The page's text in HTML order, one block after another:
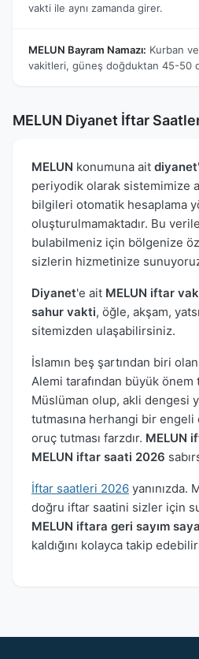
vakti ile aynı zamanda girer.
MELUN Bayram Namazı: Kurban
vakitleri, güneş doğduktan 45-50
MELUN Diyanet İftar
MELUN konumuna ait diyanet
periyodik olarak sistemimize
bilgileri otomatik hesaplama
oluşturulmamaktadır. Bu
bulabilmeniz için bölgenize
sizlerin hizmetinize
Diyanet'e ait MELUN iftar
sahur vakti, öğle, akşam,
sitemizden ulaşabilirsiniz.
İslamın beş şartından biri
Alemi tarafından büyük önem
Müslüman olup, akli dengesi
tutmasına herhangi bir
oruç tutması farzdır. MELUN
MELUN iftar saati 2026
İftar saatleri 2026 yanınızda.
doğru iftar saatini sizler için
MELUN iftara geri sayım
kaldığını kolayca takip